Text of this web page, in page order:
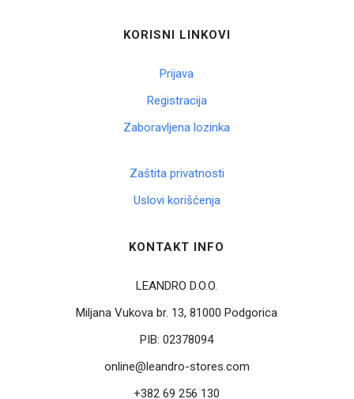
KORISNI LINKOVI
Prijava
Registracija
Zaboravljena lozinka
Zaštita privatnosti
Uslovi korišćenja
KONTAKT INFO
LEANDRO D.O.O.
Miljana Vukova br. 13, 81000 Podgorica
PIB:02378094
online@leandro-stores.com
+382 69 256 130